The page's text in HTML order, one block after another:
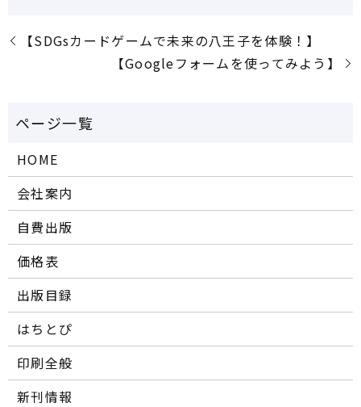
【SDGsカードゲームで未来の八王子を体験！】
【Googleフォームを使ってみよう】
HOME
会社案内
自費出版
価格表
出版目録
はちとぴ
印刷全般
新刊情報